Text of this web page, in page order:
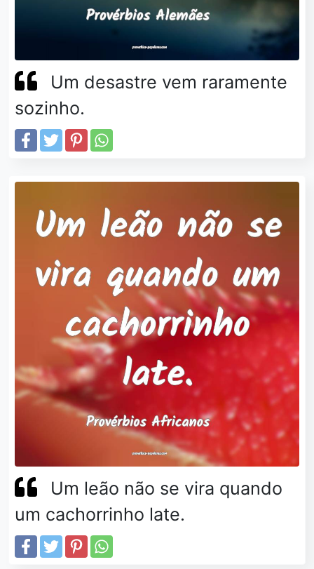
Um desastre vem raramente
sozinho.
Um leão não se vira quando
um cachorrinho late.